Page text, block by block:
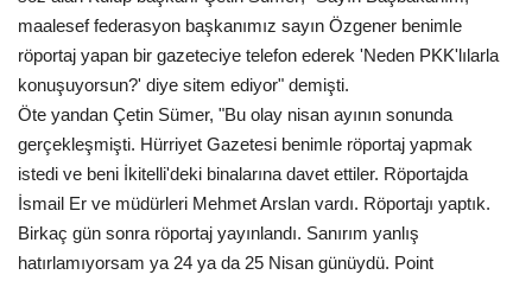
Ekonomi
Siyaset
Galeriler
Yaşam
maalesef federasyon başkanımız sayın Özgener benimle
röportaj yapan bir gazeteciye telefon ederek 'Neden PKK'lılarla
konuşuyorsun?' diye sitem ediyor" demişti.
Öte yandan Çetin Sümer, "Bu olay nisan ayının sonunda
gerçekleşmişti. Hürriyet Gazetesi benimle röportaj yapmak
istedi ve beni İkitelli'deki binalarına davet ettiler. Röportajda
İsmail Er ve müdürleri Mehmet Arslan vardı. Röportajı yaptık.
Birkaç gün sonra röportaj yayınlandı. Sanırım yanlış
hatırlamıyorsam ya 24 ya da 25 Nisan günüydü. Point